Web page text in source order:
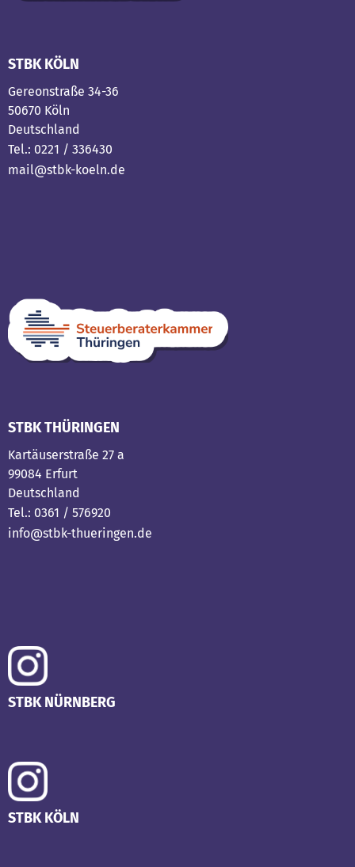
STBK KÖLN
Gereonstraße 34-36
50670 Köln
Deutschland
Tel.: 0221 / 336430
mail@stbk-koeln.de
STBK THÜRINGEN
Kartäuserstraße 27 a
99084 Erfurt
Deutschland
Tel.: 0361 / 576920
info@stbk-thueringen.de
STBK NÜRNBERG
STBK KÖLN